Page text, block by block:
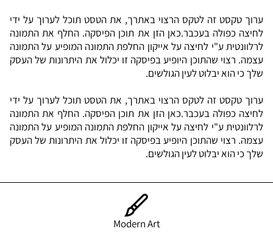
ערוך טקסט זה לטקס הרצוי באתרך, את הטסט תוכל לערוך על ידי
לחיצה כפולה בעכבר.כאן הזן את תוכן הפיסקה. החלף את התמונה
לרלוונטית ע"י לחיצה על אייקון החלפת התמונה המופיע על התמונה
עצמה. רצוי שהתוכן היופיע בפיסקה זו יכלול את היתרונות של העסק
שלך כי הוא יבלוט לעין הגולשים.
ערוך טקסט זה לטקס הרצוי באתרך, את הטסט תוכל לערוך על ידי
לחיצה כפולה בעכבר.כאן הזן את תוכן הפיסקה. החלף את התמונה
לרלוונטית ע"י לחיצה על אייקון החלפת התמונה המופיע על התמונה
עצמה. רצוי שהתוכן היופיע בפיסקה זו יכלול את היתרונות של העסק
שלך כי הוא יבלוט לעין הגולשים.
Modern Art